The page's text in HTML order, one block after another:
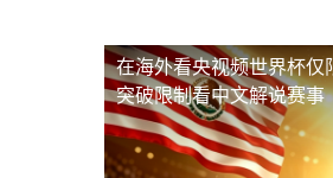
在海外看央视频世界杯仅
突破限制看中文解说赛事